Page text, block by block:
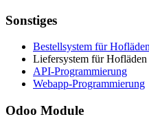
Sonstiges
Bestellsystem für Hofläden
Liefersystem für Hofläden
API-Programmierung
Webapp-Programmierung
Odoo Module